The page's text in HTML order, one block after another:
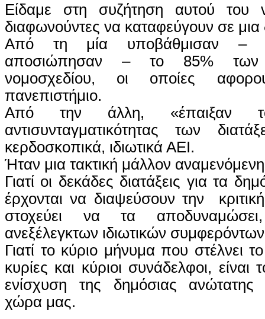
Είδαμε στη συζήτηση αυτού του
διαφωνούντες να καταφεύγουν σε μια
Από τη μία υποβάθμισαν –
αποσιώπησαν – το 85% των
νομοσχεδίου, οι οποίες
πανεπιστήμιο.
Από την άλλη, «έπαιξαν
αντισυνταγματικότητας των
κερδοσκοπικά, ιδιωτικά ΑΕΙ.
Ήταν μια τακτική μάλλον
Γιατί οι δεκάδες διατάξεις για τα
έρχονται να διαψεύσουν την
στοχεύει να τα
ανεξέλεγκτων ιδιωτικών
Γιατί το κύριο μήνυμα που στέλνει
κυρίες και κύριοι συνάδελφοι, είναι
ενίσχυση της δημόσιας ανώτατης
χώρα μας.